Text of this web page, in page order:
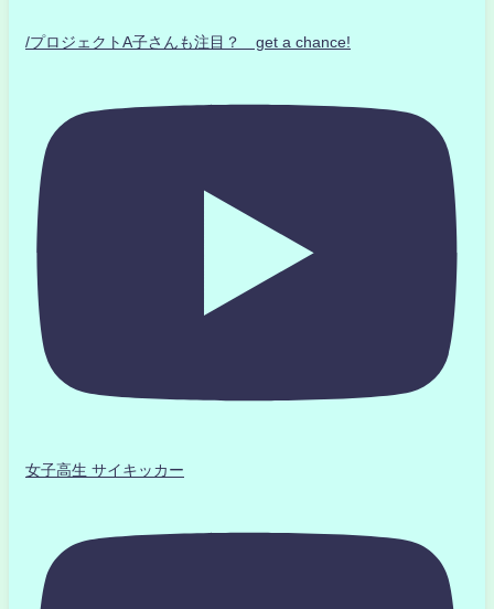
/プロジェクトA子さんも注目？ get a chance!
女子高生 サイキッカー